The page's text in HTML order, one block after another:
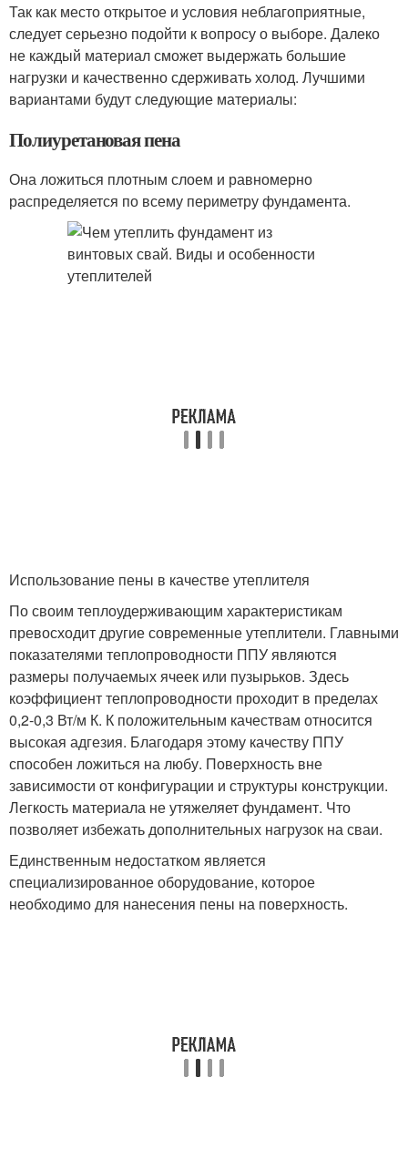
Так как место открытое и условия неблагоприятные,
следует серьезно подойти к вопросу о выборе. Далеко
не каждый материал сможет выдержать большие
нагрузки и качественно сдерживать холод. Лучшими
вариантами будут следующие материалы:
Полиуретановая пена
Она ложиться плотным слоем и равномерно
распределяется по всему периметру фундамента.
Использование пены в качестве утеплителя
По своим теплоудерживающим характеристикам
превосходит другие современные утеплители. Главными
показателями теплопроводности ППУ являются
размеры получаемых ячеек или пузырьков. Здесь
коэффициент теплопроводности проходит в пределах
0,2-0,3 Вт/м К. К положительным качествам относится
высокая адгезия. Благодаря этому качеству ППУ
способен ложиться на любу. Поверхность вне
зависимости от конфигурации и структуры конструкции.
Легкость материала не утяжеляет фундамент. Что
позволяет избежать дополнительных нагрузок на сваи.
Единственным недостатком является
специализированное оборудование, которое
необходимо для нанесения пены на поверхность.